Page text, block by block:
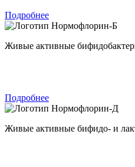
Подробнее
Нормофлорин-Б
Живые активные
Подробнее
Нормофлорин-Д
Живые активные бифидо- и